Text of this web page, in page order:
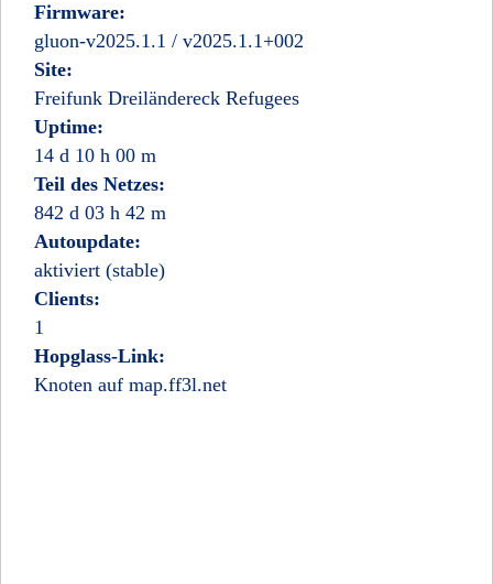
Firmware:
gluon-v2025.1.1 / v2025.1.1+002
Site:
Freifunk Dreiländereck Refugees
Uptime:
14 d 10 h 00 m
Teil des Netzes:
842 d 03 h 42 m
Autoupdate:
aktiviert (stable)
Clients:
1
Hopglass-Link:
Knoten auf map.ff3l.net